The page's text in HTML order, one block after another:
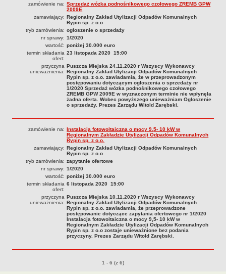
zamówienie na: Sprzedaż wózka podnośnikowego czołowego ZREMB GPW
2009E
zamawiający: Regionalny Zakład Utylizacji Odpadów Komunalnych
Rypin sp. z o.o
tryb zamówienia: ogłoszenie o sprzedaży
nr sprawy: 1/2020
wartość: poniżej 30.000 euro
termin składania
ofert:
23 listopada 2020 15:00
przyczyna
unieważnienia:
Puszcza Miejska 24.11.2020 r Wszyscy Wykonawcy
Regionalny Zakład Utylizacji Odpadów Komunalnych
Rypin sp. z o.o. zawiadamia, że w przeprowadzonym
postępowaniu dotyczącym ogłoszenia o sprzedaży nr
1/2020 Sprzedaż wózka podnośnikowego czołowego
ZREMB GPW 2009E w wyznaczonym terminie nie wpłynęła
żadna oferta. Wobec powyższego unieważniam Ogłoszenie
o sprzedaży. Prezes Zarządu Witold Zarębski.
zamówienie na: Instalacja fotowoltaiczna o mocy 9,5- 10 kW w
Regionalnym Zakładzie Utylizacji Odpadów Komunalnych
Rypin sp. z o.o.
zamawiający: Regionalny Zakład Utylizacji Odpadów Komunalnych
Rypin sp. z o.o
tryb zamówienia: zapytanie ofertowe
nr sprawy: 1/2020
wartość: poniżej 30.000 euro
termin składania
ofert:
6 listopada 2020 15:00
przyczyna
unieważnienia:
Puszcza Miejska 10.11.2020 r Wszyscy Wykonawcy
Regionalny Zakład Utylizacji Odpadów Komunalnych
Rypin sp. z o.o. zawiadamia, że przeprowadzone
postępowanie dotyczące zapytania ofertowego nr 1/2020
Instalacja fotowoltaiczna o mocy 9,5- 10 kW w
Regionalnym Zakładzie Utylizacji Odpadów Komunalnych
Rypin sp. z o.o zostaje unieważnione bez podania
przyczyny. Prezes Zarządu Witold Zarębski.
Przetargi o pozycjach
1 - 6 (z 6)